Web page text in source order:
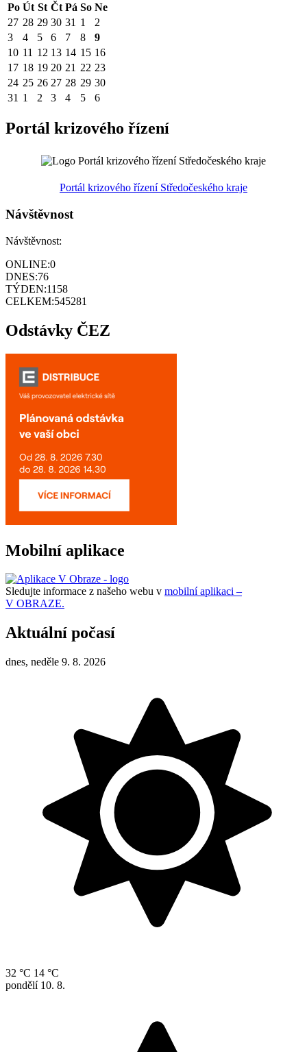
Po Út St Čt Pá So Ne
27 28 29 30 31 1
2
3
4 5 6 7 8
9
10 11 12 13 14 15 16
17 18 19 20 21 22 23
24 25 26 27 28 29 30
31 1 2 3 4 5 6
Portál krizového řízení
Portál krizového řízení Středočeského kraje
Návštěvnost
Návštěvnost:
ONLINE:0
DNES:76
TÝDEN:1158
CELKEM:545281
Odstávky ČEZ
Mobilní aplikace
Sledujte informace z našeho webu v mobilní aplikaci –
V OBRAZE.
Aktuální počasí
dnes, neděle 9. 8. 2026
32 °C 14 °C
pondělí 10. 8.